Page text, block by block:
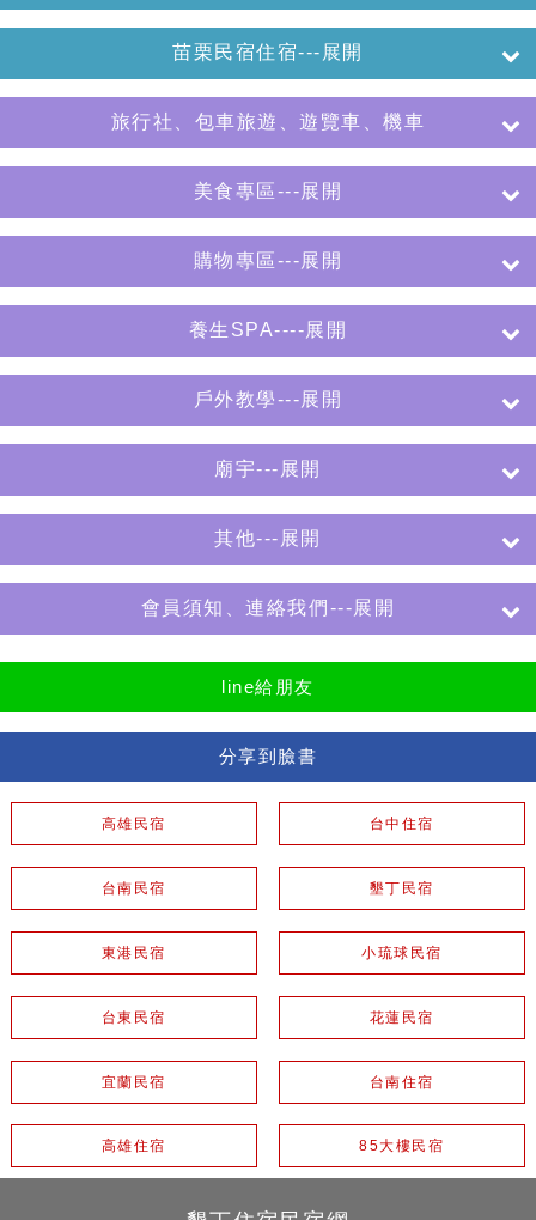
苗栗民宿住宿---展開
旅行社、包車旅遊、遊覽車、機車
美食專區---展開
購物專區---展開
養生SPA----展開
戶外教學---展開
廟宇---展開
其他---展開
會員須知、連絡我們---展開
line給朋友
分享到臉書
高雄民宿 台中住宿
台南民宿 墾丁民宿
東港民宿 小琉球民宿
台東民宿 花蓮民宿
宜蘭民宿 台南住宿
高雄住宿 85大樓民宿